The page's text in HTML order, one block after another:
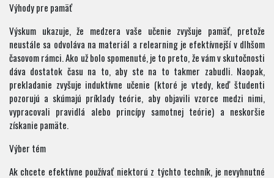
Výhody pre pamäť
Výskum ukazuje, že medzera vaše učenie zvyšuje pamäť, pretože
neustále sa odvoláva na materiál a relearning je efektívnejší v dlhšom
časovom rámci. Ako už bolo spomenuté, je to preto, že vám v skutočnosti
dáva dostatok času na to, aby ste na to takmer zabudli. Naopak,
prekladanie zvyšuje induktívne učenie (ktoré je vtedy, keď študenti
pozorujú a skúmajú príklady teórie, aby objavili vzorce medzi nimi,
vypracovali pravidlá alebo princípy samotnej teórie) a neskoršie
získanie pamäte.
Výber tém
Ak chcete efektívne používať niektorú z týchto techník, je nevyhnutné